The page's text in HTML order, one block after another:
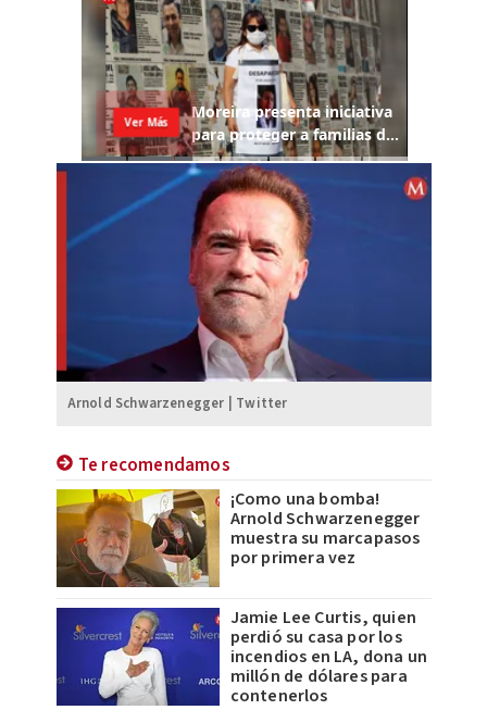
Arnold Schwarzenegger | Twitter
Te recomendamos
¡Como una bomba!
Arnold Schwarzenegger
muestra su marcapasos
por primera vez
Jamie Lee Curtis, quien
perdió su casa por los
incendios en LA, dona un
millón de dólares para
contenerlos